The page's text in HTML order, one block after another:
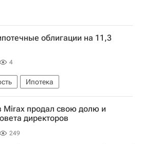
облигации на 11,3
4
Ипотека
Mirax продал свою долю и
директоров
249